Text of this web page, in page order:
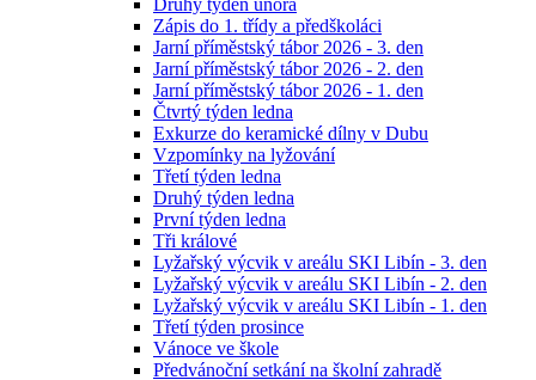
Druhý týden února
Zápis do 1. třídy a předškoláci
Jarní příměstský tábor 2026 - 3. den
Jarní příměstský tábor 2026 - 2. den
Jarní příměstský tábor 2026 - 1. den
Čtvrtý týden ledna
Exkurze do keramické dílny v Dubu
Vzpomínky na lyžování
Třetí týden ledna
Druhý týden ledna
První týden ledna
Tři králové
Lyžařský výcvik v areálu SKI Libín - 3. den
Lyžařský výcvik v areálu SKI Libín - 2. den
Lyžařský výcvik v areálu SKI Libín - 1. den
Třetí týden prosince
Vánoce ve škole
Předvánoční setkání na školní zahradě